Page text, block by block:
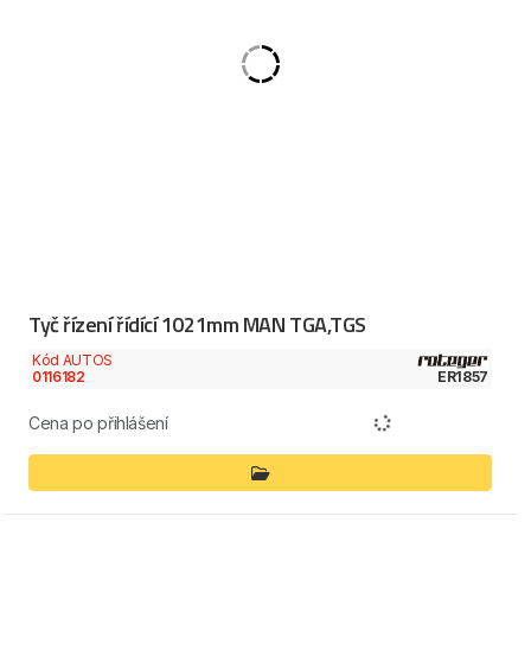
Tyč řízení řídící 1021mm MAN TGA,TGS
Kód AUTOS
0116182
ER1857
Cena po přihlášení